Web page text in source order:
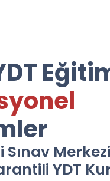
Sınav
YDT